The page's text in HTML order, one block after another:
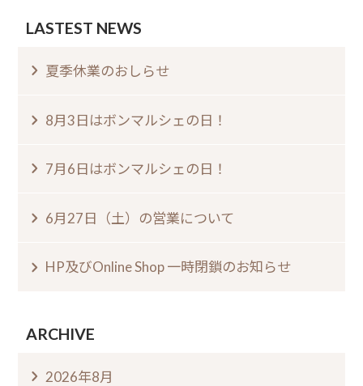
LASTEST NEWS
夏季休業のおしらせ⁠
8月3日はボンマルシェの日⁠！⁠ ⁠
7月6日はボンマルシェの日⁠！⁠
6月27日（土）の営業について
HP及びOnline Shop 一時閉鎖のお知らせ
ARCHIVE
2026年8月